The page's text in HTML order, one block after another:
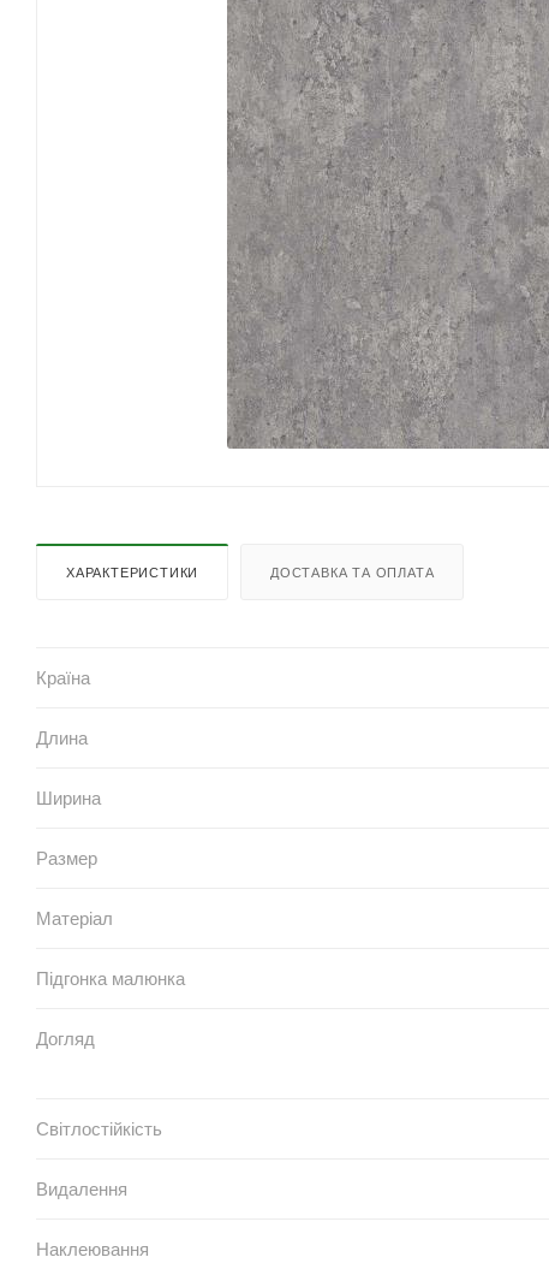
ХАРАКТЕРИСТИКИ ДОСТАВКА ТА ОПЛАТА
Країна
Длина
Ширина
Размер
Матеріал
Підгонка малюнка
Догляд
Світлостійкість
Видалення
Наклеювання